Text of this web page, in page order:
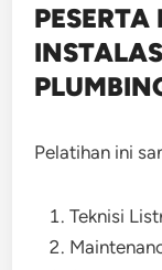
Pelatihan ini
Teknisi